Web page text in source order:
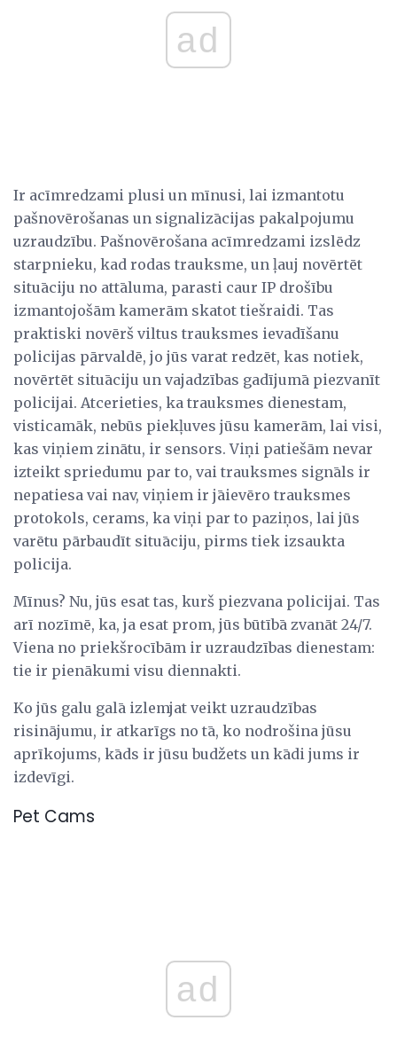
ad
Ir acīmredzami plusi un mīnusi, lai izmantotu
pašnovērošanas un signalizācijas pakalpojumu
uzraudzību. Pašnovērošana acīmredzami izslēdz
starpnieku, kad rodas trauksme, un ļauj novērtēt
situāciju no attāluma, parasti caur IP drošību
izmantojošām kamerām skatot tiešraidi. Tas
praktiski novērš viltus trauksmes ievadīšanu
policijas pārvaldē, jo jūs varat redzēt, kas notiek,
novērtēt situāciju un vajadzības gadījumā piezvanīt
policijai. Atcerieties, ka trauksmes dienestam,
visticamāk, nebūs piekļuves jūsu kamerām, lai visi,
kas viņiem zinātu, ir sensors. Viņi patiešām nevar
izteikt spriedumu par to, vai trauksmes signāls ir
nepatiesa vai nav, viņiem ir jāievēro trauksmes
protokols, cerams, ka viņi par to paziņos, lai jūs
varētu pārbaudīt situāciju, pirms tiek izsaukta
policija.
Mīnus? Nu, jūs esat tas, kurš piezvana policijai. Tas
arī nozīmē, ka, ja esat prom, jūs būtībā zvanāt 24/7.
Viena no priekšrocībām ir uzraudzības dienestam:
tie ir pienākumi visu diennakti.
Ko jūs galu galā izlemjat veikt uzraudzības
risinājumu, ir atkarīgs no tā, ko nodrošina jūsu
aprīkojums, kāds ir jūsu budžets un kādi jums ir
izdevīgi.
Pet Cams
ad